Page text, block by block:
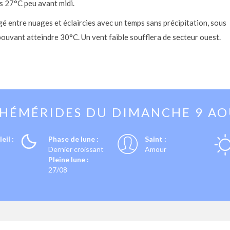
27°C peu avant midi.
entre nuages et éclaircies avec un temps sans précipitation, sous
atteindre 30°C. Un vent faible soufflera de secteur ouest.
DU DIMANCHE 9
:
Phase de lune :
Dernier croissant
Pleine lune :
27/08
Saint :
Amour